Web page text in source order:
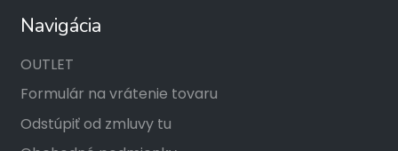
Navigácia
OUTLET
Formulár na vrátenie tovaru
Odstúpiť od zmluvy tu